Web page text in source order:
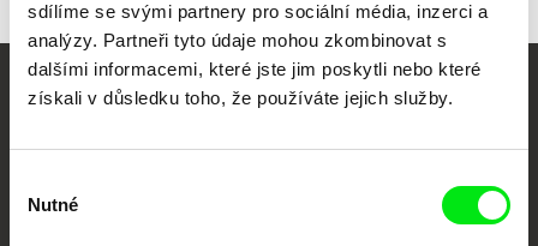
sdílíme se svými partnery pro sociální média, inzerci a
analýzy. Partneři tyto údaje mohou zkombinovat s
dalšími informacemi, které jste jim poskytli nebo které
získali v důsledku toho, že používáte jejich služby.
souhlasu
Nutné
Vaše online
dokumentární kino